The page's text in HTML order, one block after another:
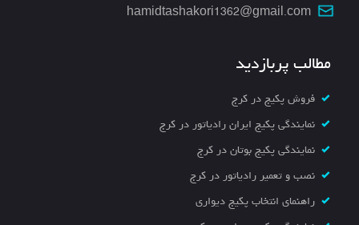
hamidtashakori1362@gmail.com
مطالب پربازدید
فروش پکیج در کرج
نمایندگی پکیج ایران رادیاتور در کرج
نمایندگی پکیج بوتان در کرج
نصب و تعمیر رادیاتور در کرج
راهنمای انتخاب پکیج دیواری